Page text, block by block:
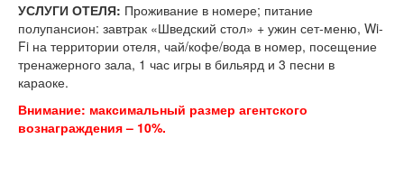
УСЛУГИ ОТЕЛЯ: Проживание в номере; питание
полупансион: завтрак «Шведский стол» + ужин сет-меню, Wi-
Fi на территории отеля, чай/кофе/вода в номер, посещение
тренажерного зала, 1 час игры в бильярд и 3 песни в
караоке.
Внимание: максимальный размер агентского
вознаграждения – 10%.